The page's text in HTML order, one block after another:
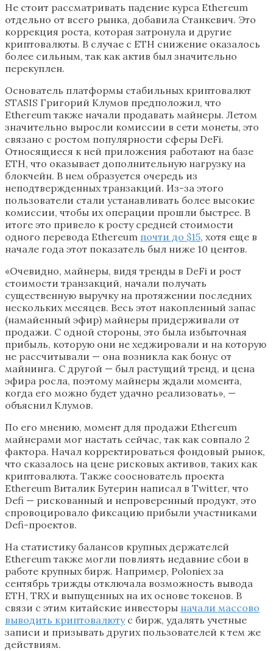
Не стоит рассматривать падение курса Ethereum
отдельно от всего рынка, добавила Станкевич. Это
коррекция роста, которая затронула и другие
криптовалюты. В случае с ETH снижение оказалось
более сильным, так как актив был значительно
перекуплен.
Основатель платформы стабильных криптовалют
STASIS Григорий Клумов предположил, что
Ethereum также начали продавать майнеры. Летом
значительно выросли комиссии в сети монеты, это
связано с ростом популярности сферы DeFi.
Относящиеся к ней приложения работают на базе
ETH, что оказывает дополнительную нагрузку на
блокчейн. В нем образуется очередь из
неподтвержденных транзакций. Из-за этого
пользователи стали устанавливать более высокие
комиссии, чтобы их операции прошли быстрее. В
итоге это привело к росту средней стоимости
одного перевода Ethereum почти до $15, хотя еще в
начале года этот показатель был ниже 10 центов.
«Очевидно, майнеры, видя тренды в DeFi и рост
стоимости транзакций, начали получать
существенную выручку на протяжении последних
нескольких месяцев. Весь этот накопленный запас
(намайенный эфир) майнеры придерживали от
продажи. С одной стороны, это была избыточная
прибыль, которую они не хеджировали и на которую
не рассчитывали — она возникла как бонус от
майнинга. С другой — был растущий тренд, и цена
эфира росла, поэтому майнеры ждали момента,
когда его можно будет удачно реализовать», —
объяснил Клумов.
По его мнению, момент для продажи Ethereum
майнерами мог настать сейчас, так как совпало 2
фактора. Начал корректироваться фондовый рынок,
что сказалось на цене рисковых активов, таких как
криптовалюта. Также сооснователь проекта
Ethereum Виталик Бутерин написал в Twitter, что
Defi — рискованный и непроверенный продукт, это
спровоцировало фиксацию прибыли участниками
Defi-проектов.
На статистику балансов крупных держателей
Ethereum также могли повлиять недавние сбои в
работе крупных бирж. Например, Poloniex за
сентябрь трижды отключала возможность вывода
ETH, TRX и выпущенных на их основе токенов. В
связи с этим китайские инвесторы начали массово
выводить криптовалютус бирж, удалять учетные
записи и призывать других пользователей к тем же
действиям.